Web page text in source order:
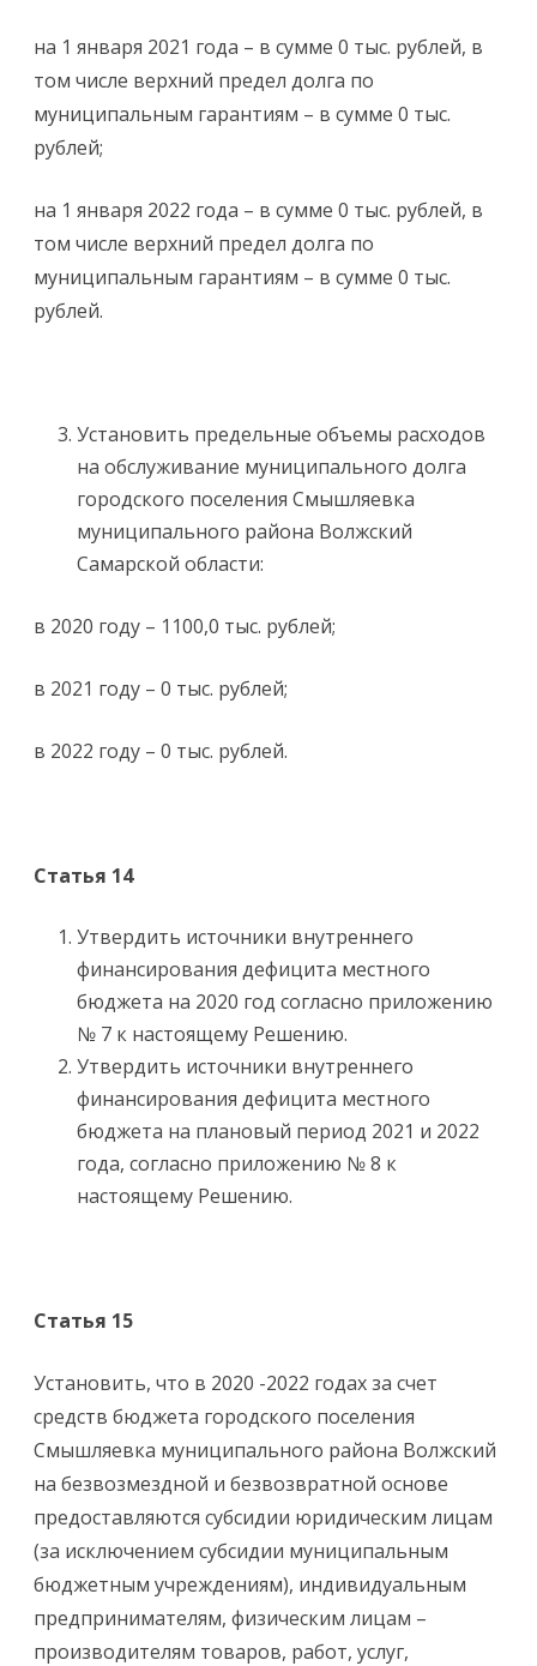
на 1 января 2021 года – в сумме 0 тыс. рублей, в
том числе верхний предел долга по
муниципальным гарантиям – в сумме 0 тыс.
рублей;
на 1 января 2022 года – в сумме 0 тыс. рублей, в
том числе верхний предел долга по
муниципальным гарантиям – в сумме 0 тыс.
рублей.
Установить предельные объемы расходов
на обслуживание муниципального долга
городского поселения Смышляевка
муниципального района Волжский
Самарской области:
в 2020 году – 1100,0 тыс. рублей;
в 2021 году – 0 тыс. рублей;
в 2022 году – 0 тыс. рублей.
Статья 14
Утвердить источники внутреннего
финансирования дефицита местного
бюджета на 2020 год согласно приложению
№ 7 к настоящему Решению.
Утвердить источники внутреннего
финансирования дефицита местного
бюджета на плановый период 2021 и 2022
года, согласно приложению № 8 к
настоящему Решению.
Статья 15
Установить, что в 2020 -2022 годах за счет
средств бюджета городского поселения
Смышляевка муниципального района Волжский
на безвозмездной и безвозвратной основе
предоставляются субсидии юридическим лицам
(за исключением субсидии муниципальным
бюджетным учреждениям), индивидуальным
предпринимателям, физическим лицам –
производителям товаров, работ, услуг,